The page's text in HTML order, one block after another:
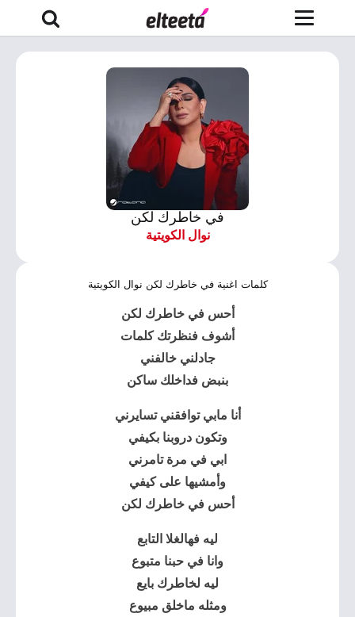
في خاطرك لكن
نوال الكويتية
كلمات اغنية في خاطرك لكن نوال الكويتية
أحس في خاطرك لكن
أشوف فنظرتك كلمات
جادلني خالفني
بنبض فداخلك ساكن
أنا مابي توافقني تسايرني
وتكون دروبنا بكيفي
ابي في مرة تامرني
وأمشيها على كيفي
أحس في خاطرك لكن
ليه فهالغلا التابع
وانا في حبنا متبوع
ليه لخاطرك بايع
ومثله ماخلق مبيوع